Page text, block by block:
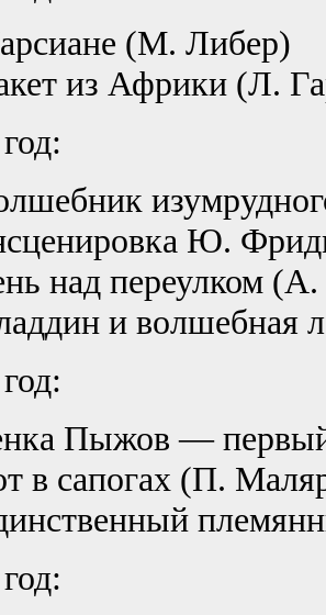
(М. Либер)
из Африки (Л.
Ю.
над переулком
и волшебная
Пыжов —
в сапогах (П.